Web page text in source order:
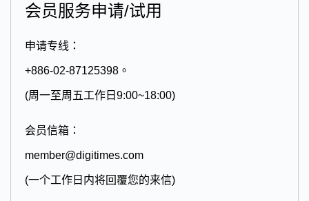
会员服务申请/试用
申请专线：
+886-02-87125398。
(周一至周五工作日9:00~18:00)
会员信箱：
member@digitimes.com
(一个工作日内将回覆您的来信)